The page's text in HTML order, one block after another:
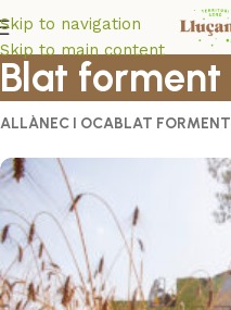
Skip to navigation
Skip to main content
Blat forment
ALLÀNEC I OCABLAT FORMENT